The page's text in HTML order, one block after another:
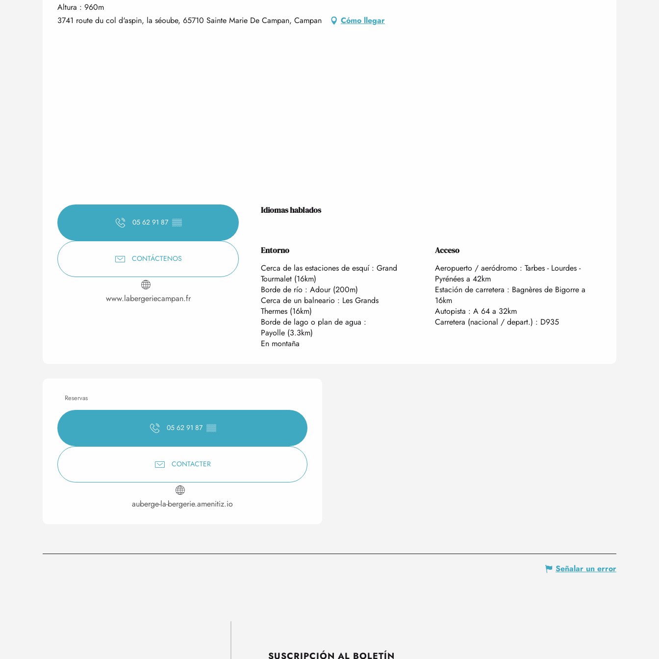
Altura : 960m
3741 route du col d'aspin, la séoube, 65710 Sainte Marie De Campan, Campan
Cómo llegar
05 62 91 87 ▒▒
CONTÁCTENOS
www.labergeriecampan.fr
Idiomas hablados
Idiomas hablados
Entorno
Entorno
Cerca de las estaciones de esquí : Grand
Tourmalet (16km)
Borde de río : Adour (200m)
Cerca de un balneario : Les Grands
Thermes (16km)
Borde de lago o plan de agua :
Payolle (3.3km)
En montaña
Acceso
Acceso
Aeropuerto / aeródromo : Tarbes - Lourdes -
Pyrénées a 42km
Estación de carretera : Bagnères de Bigorre a
16km
Autopista : A 64 a 32km
Carretera (nacional / depart.) : D935
Reservas
05 62 91 87 ▒▒
CONTACTER
auberge-la-bergerie.amenitiz.io
Señalar un error
SUSCRIPCIÓN AL BOLETÍN